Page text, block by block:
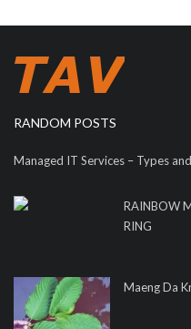
RANDOM POSTS
Managed IT Services – Types
RAINBOW
RING
Maeng Da